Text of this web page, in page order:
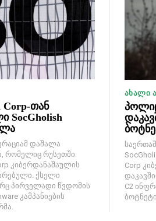
თან
SocGholish
დაშალა
რომელიც რუსეთში
კიბერდანაშაულის
ქსელი
პირველადი წვდომის
კამპანიების
ᲐᲮᲐᲚᲘ
Corp
C2